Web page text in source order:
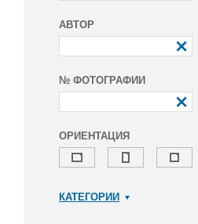
АВТОР
№ ФОТОГРАФИИ
ОРИЕНТАЦИЯ
КАТЕГОРИИ